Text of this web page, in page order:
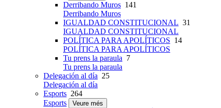
Derribando Muros 141
Derribando Muros
IGUALDAD CONSTITUCIONAL 31
IGUALDAD CONSTITUCIONAL
POLÍTICA PARA APOLÍTICOS 14
POLÍTICA PARA APOLÍTICOS
Tu prens la paraula 7
Tu prens la paraula
Delegación al día 25
Delegación al día
Esports 264
Esports
Veure més